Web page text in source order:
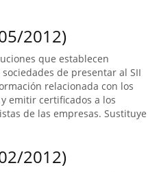
2012)
que establecen
de presentar al SII
relacionada con los
emitir certificados a los
de las empresas. Sustituye
2012)